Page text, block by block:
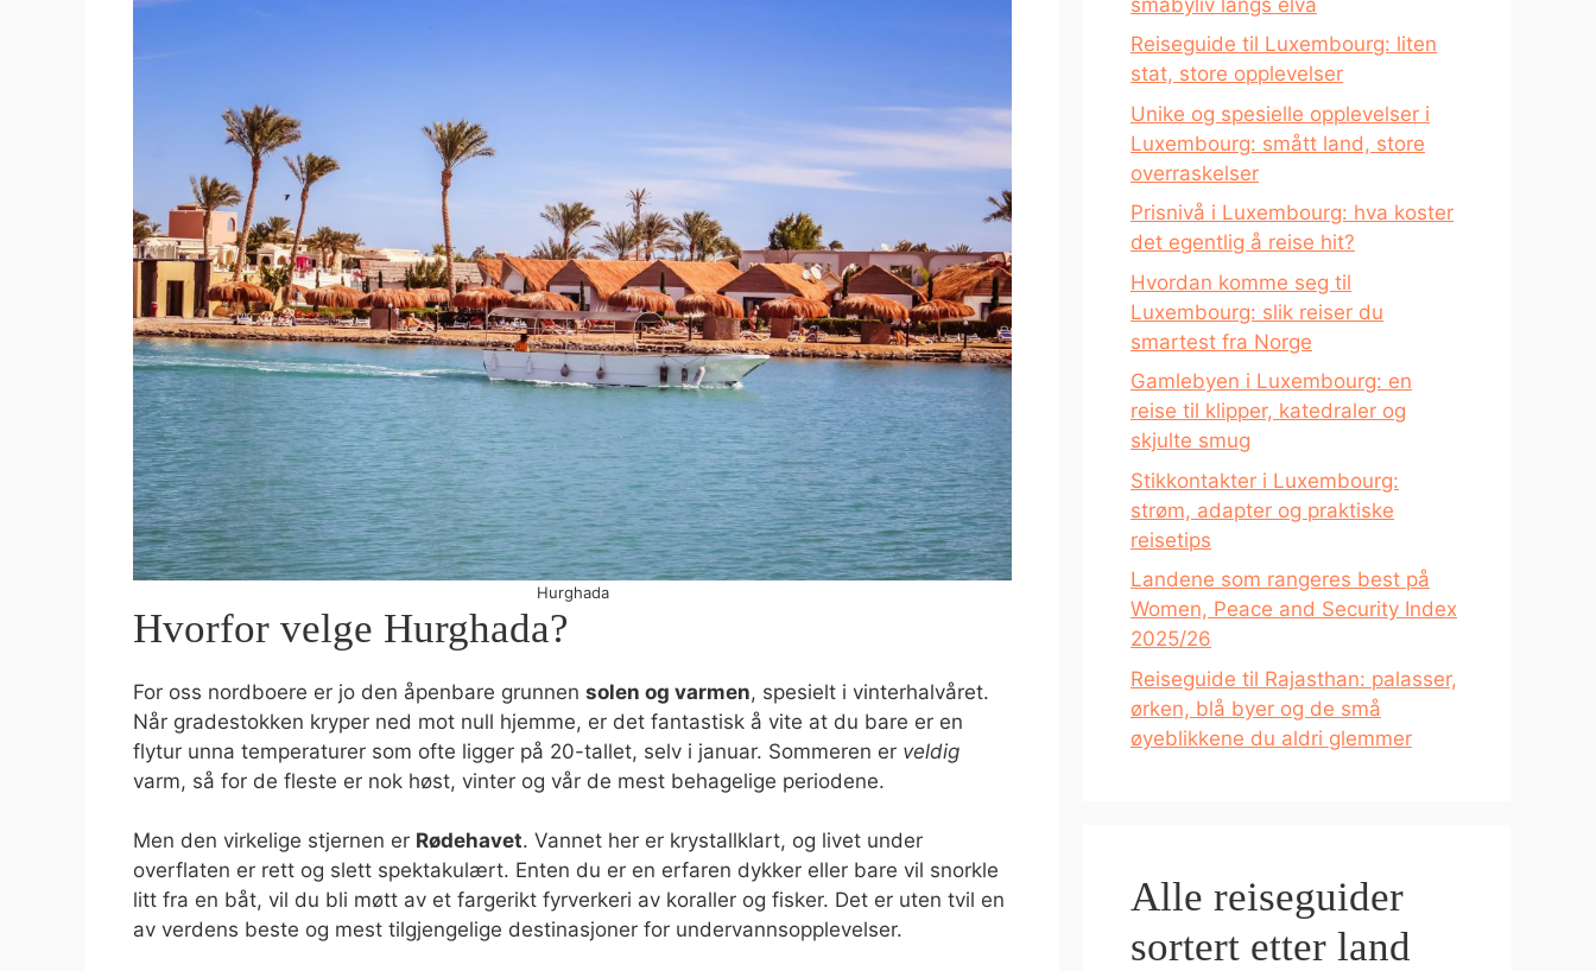
Hurghada
Hvorfor velge Hurghada?
For oss nordboere er jo den åpenbare grunnen solen og varmen, spesielt i vinterhalvåret.
Når gradestokken kryper ned mot null hjemme, er det fantastisk å vite at du bare er en
flytur unna temperaturer som ofte ligger på 20-tallet, selv i januar. Sommeren er veldig
varm, så for de fleste er nok høst, vinter og vår de mest behagelige periodene.
Men den virkelige stjernen er Rødehavet. Vannet her er krystallklart, og livet under
overflaten er rett og slett spektakulært. Enten du er en erfaren dykker eller bare vil snorkle
litt fra en båt, vil du bli møtt av et fargerikt fyrverkeri av koraller og fisker. Det er uten tvil en
av verdens beste og mest tilgjengelige destinasjoner for undervannsopplevelser.
Reiseguide til Luxembourg: liten
stat, store opplevelser
Unike og spesielle opplevelser i
Luxembourg: smått land, store
overraskelser
Prisnivå i Luxembourg: hva koster
det egentlig å reise hit?
Hvordan komme seg til
Luxembourg: slik reiser du
smartest fra Norge
Gamlebyen i Luxembourg: en
reise til klipper, katedraler og
skjulte smug
Stikkontakter i Luxembourg:
strøm, adapter og praktiske
reisetips
Landene som rangeres best på
Women, Peace and Security Index
2025/26
Reiseguide til Rajasthan: palasser,
ørken, blå byer og de små
øyeblikkene du aldri glemmer
Alle reiseguider
sortert etter land